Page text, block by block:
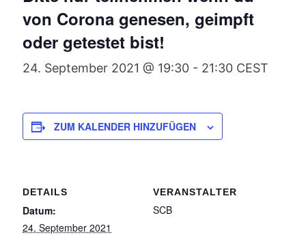
von Corona genesen, geimpft
oder getestet bist!
24. September 2021 @ 19:30 - 21:30 CEST
ZUM KALENDER HINZUFÜGEN
DETAILS
Datum:
24. September 2021
VERANSTALTER
SCB